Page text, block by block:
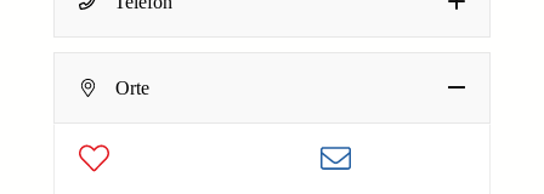
Dein Name
Orte